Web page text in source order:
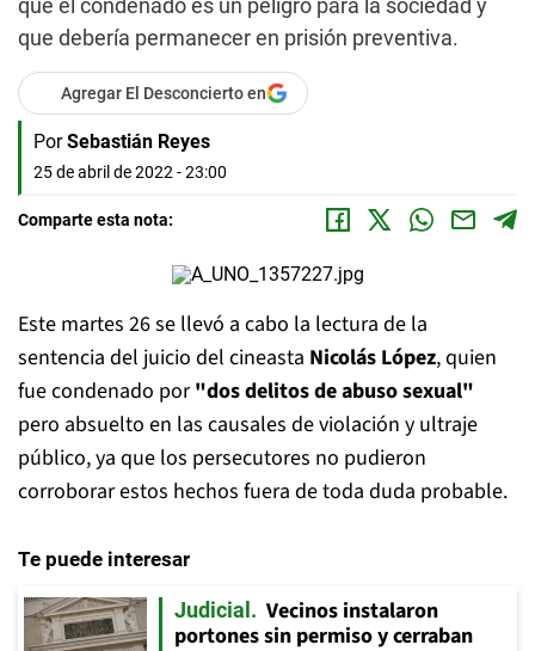
que el condenado es un peligro para la sociedad y
que debería permanecer en prisión preventiva.
Agregar El Desconcierto en
Por Sebastián Reyes
25 de abril de 2022 - 23:00
Comparte esta nota:
Este martes 26 se llevó a cabo la lectura de la
sentencia del juicio del cineasta Nicolás López, quien
fue condenado por"dos delitos de abuso sexual"
pero absuelto en las causales de violación y ultraje
público, ya que los persecutores no pudieron
corroborar estos hechos fuera de toda duda probable.
Te puede interesar
Judicial
Vecinos instalaron
portones sin permiso y cerraban